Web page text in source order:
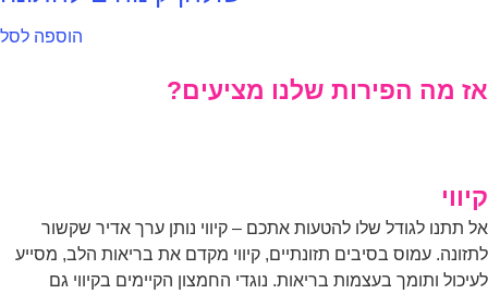
הוספה לסל
מה הפירות שלנו מציעים?
תתנו לגודל שלו להטעות אתכם – קיווי נותן ערך אדיר שקשור
עמוס בסיבים תזונתיים, קיווי מקדם את בריאות הלב, מסייע
ותומך בעצמות בריאות. נוגדי החמצון הקיימים בקיווי גם